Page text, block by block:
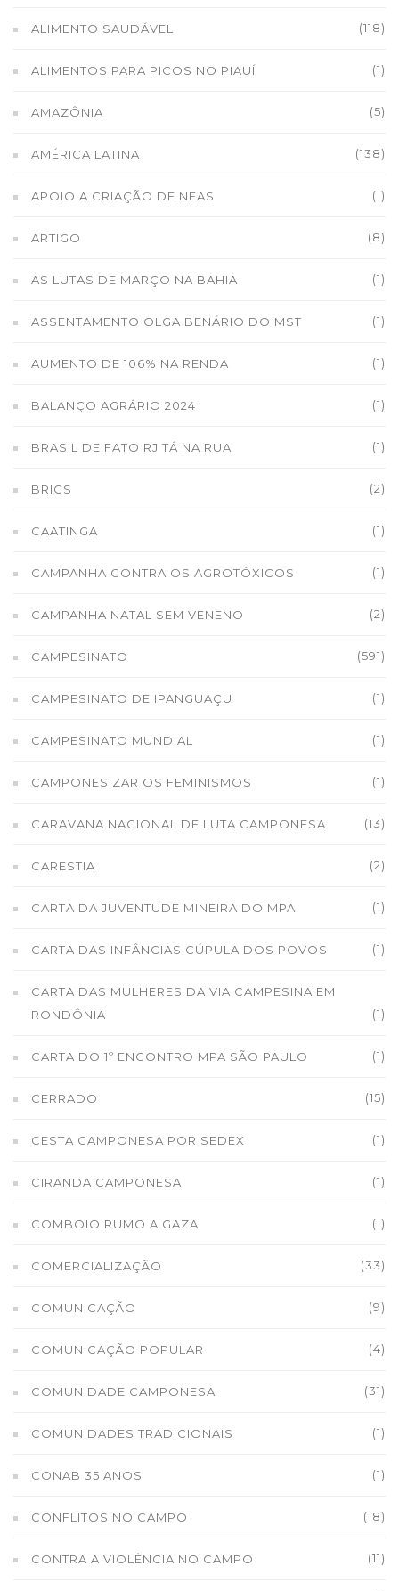
ALIMENTO SAUDÁVEL (118)
ALIMENTOS PARA PICOS NO PIAUÍ (1)
AMAZÔNIA (5)
AMÉRICA LATINA (138)
APOIO A CRIAÇÃO DE NEAS (1)
ARTIGO (8)
AS LUTAS DE MARÇO NA BAHIA (1)
ASSENTAMENTO OLGA BENÁRIO DO MST (1)
AUMENTO DE 106% NA RENDA (1)
BALANÇO AGRÁRIO 2024 (1)
BRASIL DE FATO RJ TÁ NA RUA (1)
BRICS (2)
CAATINGA (1)
CAMPANHA CONTRA OS AGROTÓXICOS (1)
CAMPANHA NATAL SEM VENENO (2)
CAMPESINATO (591)
CAMPESINATO DE IPANGUAÇU (1)
CAMPESINATO MUNDIAL (1)
CAMPONESIZAR OS FEMINISMOS (1)
CARAVANA NACIONAL DE LUTA CAMPONESA (13)
CARESTIA (2)
CARTA DA JUVENTUDE MINEIRA DO MPA (1)
CARTA DAS INFÂNCIAS CÚPULA DOS POVOS (1)
CARTA DAS MULHERES DA VIA CAMPESINA EM
RONDÔNIA
(1)
CARTA DO 1º ENCONTRO MPA SÃO PAULO (1)
CERRADO (15)
CESTA CAMPONESA POR SEDEX (1)
CIRANDA CAMPONESA (1)
COMBOIO RUMO A GAZA (1)
COMERCIALIZAÇÃO (33)
COMUNICAÇÃO (9)
COMUNICAÇÃO POPULAR (4)
COMUNIDADE CAMPONESA (31)
COMUNIDADES TRADICIONAIS (1)
CONAB 35 ANOS (1)
CONFLITOS NO CAMPO (18)
CONTRA A VIOLÊNCIA NO CAMPO (11)